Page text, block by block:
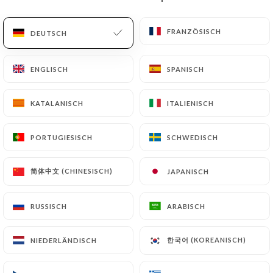
DEUTSCH FRANZÖSISCH
ENGLISCH SPANISCH
KATALANISCH ITALIENISCH
PORTUGIESISCH SCHWEDISCH
简体中文 (CHINESISCH) JAPANISCH
RUSSISCH ARABISCH
NIEDERLÄNDISCH 한국어 (KOREANISCH)
/
Kontakt
DEUTSCH FRANZÖSISCH
ENGLISCH SPANISCH
KATALANISCH ITALIENISCH
PORTUGIESISCH SCHWEDISCH
简体中文 (CHINESISCH) JAPANISCH
RUSSISCH ARABISCH
NIEDERLÄNDISCH 한국어 (KOREANISCH)